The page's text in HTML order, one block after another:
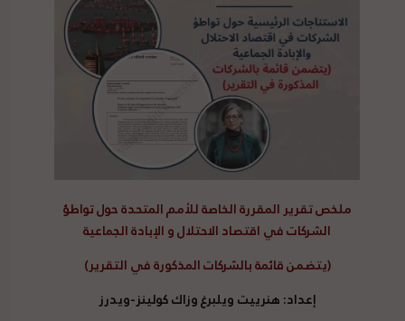
ملخص تقرير المقررة الخاصة للأمم المتحدة حول تواطؤ
الشركات في اقتصاد الاحتلال و الإبادة الجماعية
(يتضمن قائمة بالشركات المذكورة في التقرير)
إعداد: هنرييت ويلبرغ وزاك كولينز-ويدرز